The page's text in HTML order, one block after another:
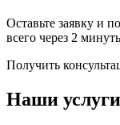
Оставьте заявку и
всего через 2
Получить
Наши услуги